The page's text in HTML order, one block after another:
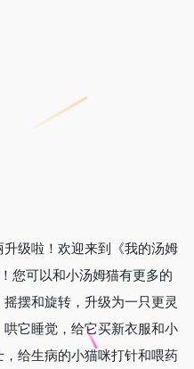
级啦！欢迎来到《我的汤姆
您可以和小汤姆猫有更多的
摆和旋转，升级为一只更灵
它睡觉，给它买新衣服和小
给生病的小猫咪打针和喂药